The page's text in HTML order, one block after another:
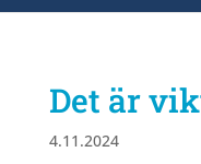
Det är
4.11.2024